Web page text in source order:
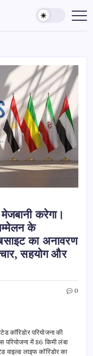
करेगा।
के
का अनावरण
सहयोग और
0
कॉरिडोर परियोजना की
में 86 किमी लंबा
वाइल्ड लाइफ कॉरिडोर का